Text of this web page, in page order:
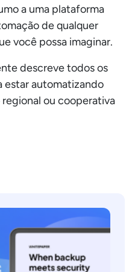
a uma plataforma
de qualquer
você possa imaginar.
descreve todos os
estar automatizando
ou cooperativa